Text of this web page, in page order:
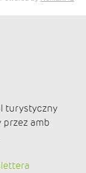
turystyczny
przez amb